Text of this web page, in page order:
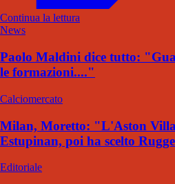
Continua la lettura
News
Paolo Maldini dice tutto:
le formazioni...."
Calciomercato
Milan, Moretto: "L'Aston
Estupinan, poi ha scelto
Editoriale